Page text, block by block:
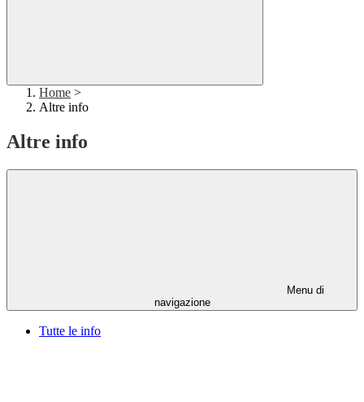
Home >
Altre info
Altre info
Menu di
navigazione
Tutte le info